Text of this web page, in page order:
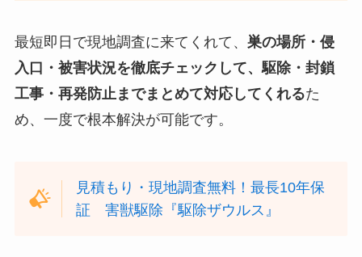
最短即日で現地調査に来てくれて、 巣の場所・侵
入口・被害状況を徹底チェックして、駆除・封鎖
工事・再発防止までまとめて対応してくれるた
め、一度で根本解決が可能です。
見積もり・現地調査無料！最長10年保
証 害獣駆除『駆除ザウルス』